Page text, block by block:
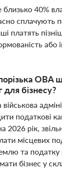
40%
сплачують
платять
або
ОВА
для бізнесу?
податкові
2026 рік,
місцевих
та
бізнес у